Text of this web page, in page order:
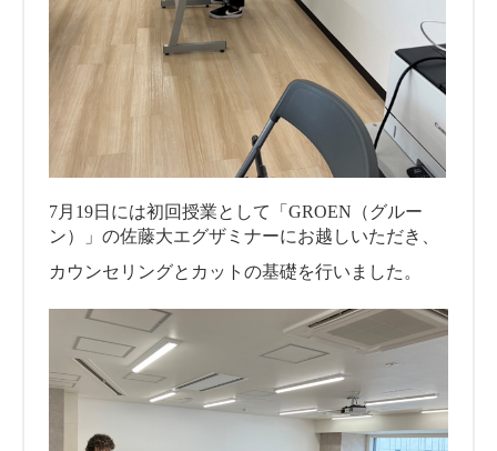
7月19日には初回授業として「GROEN（グルー
ン）」の佐藤大エグザミナーにお越しいただき、
カウンセリングとカットの基礎を行いました。